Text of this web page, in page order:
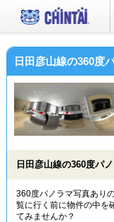
日田彦山線の360度
日田彦山線の360度パ
360度パノラマ写真あり
覧に行く前に物件の中を
てみませんか？